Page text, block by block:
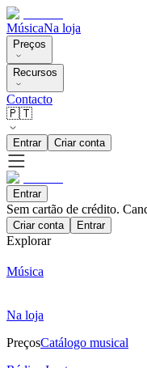
MúsicaNa loja
Preços
Recursos
Contacto
🇵🇹
Entrar Criar conta
Entrar
Sem cartão de crédito.
Criar conta Entrar
Explorar
Música
Na loja
PreçosCatálogo musical